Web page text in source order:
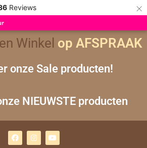
Reviews ×
Winkel op AFSPRAAK
onze Sale producten!
NIEUWSTE producten
a
c
n
s
o
u